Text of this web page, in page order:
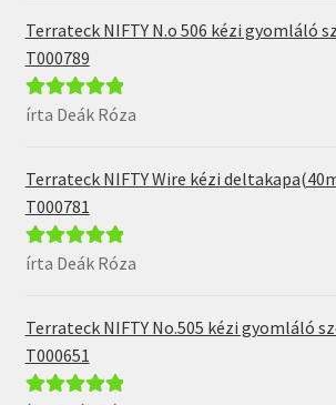
Terrateck NIFTY N.o 506 kézi gyomláló
T000789
Értékelés: 5/
írta Deák Róza
Terrateck NIFTY Wire kézi
T000781
Értékelés: 5/
írta Deák Róza
Terrateck NIFTY No.505 kézi gyomláló
T000651